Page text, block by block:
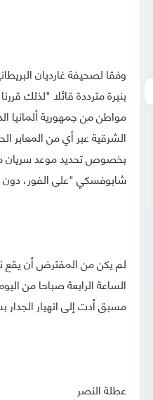
وفقا لصحيفة غارديان
بنبرة مترددة قائلا "لذلك
مواطن من جمهورية ألمانيا
الشرقية عبر أي من المعابر
بخصوص تحديد موعد سريان
شابوفسكي "على الفور، دون
لم يكن من المفترض أن يقع
الساعة الرابعة صباحا من
مسبق أدت إلى انهيار
عطلة النصر